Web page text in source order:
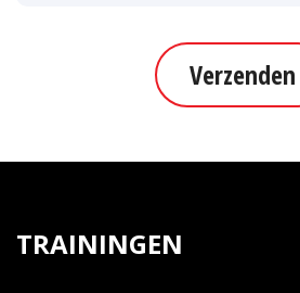
Verzenden
TRAININGEN